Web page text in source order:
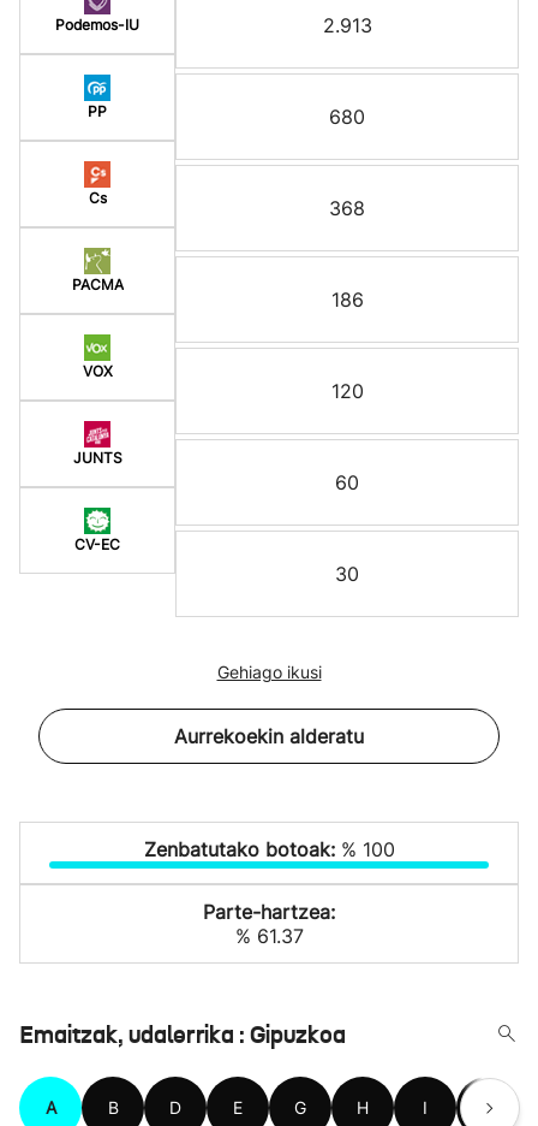
Podemos-IU
PP
Cs
PACMA
VOX
JUNTS
CV-EC
2.913
680
368
186
120
60
30
Gehiago ikusi
Aurrekoekin alderatu
Zenbatutako botoak: % 100
Parte-hartzea:
% 61.37
Emaitzak, udalerrika : Gipuzkoa
A B D E G H I L